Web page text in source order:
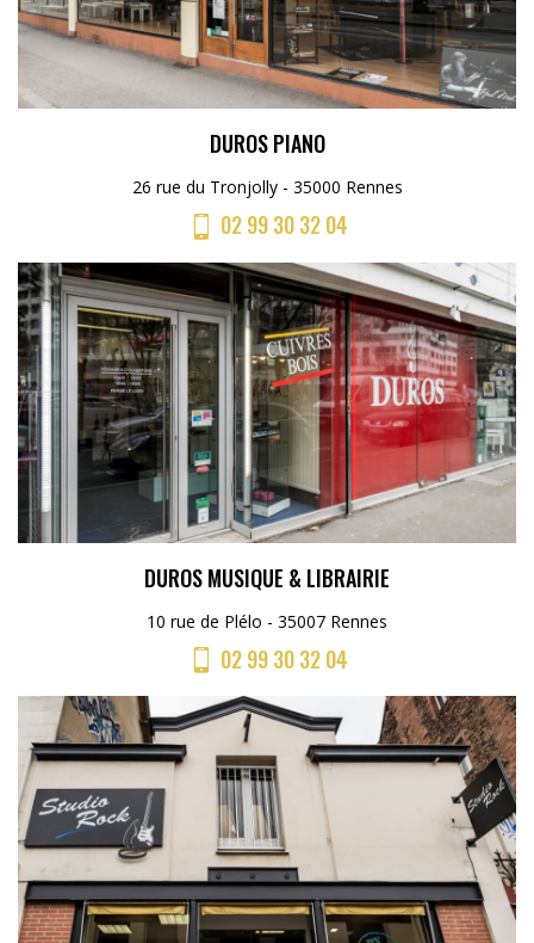
DUROS PIANO
26 rue du Tronjolly - 35000 Rennes
02 99 30 32 04
DUROS MUSIQUE & LIBRAIRIE
10 rue de Plélo - 35007 Rennes
02 99 30 32 04